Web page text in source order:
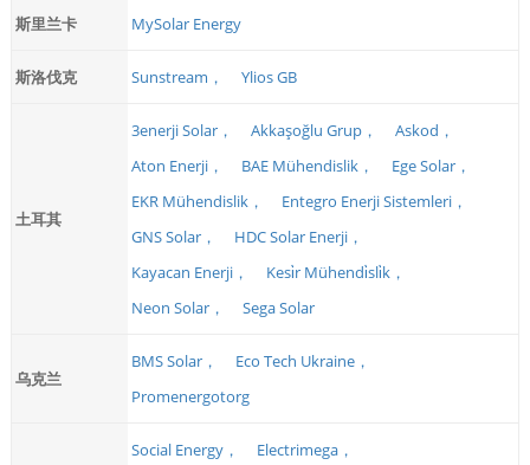
斯里兰卡 MySolar Energy
斯洛伐克 Sunstream， Ylios GB
土耳其
3enerji Solar， Akkaşoğlu Grup，
Askod，
Aton Enerji，
BAE Mühendislik，
Ege Solar，
EKR Mühendislik，
Entegro Enerji Sistemleri，
GNS Solar，
HDC Solar Enerji，
Kayacan Enerji，
Kesi̇r Mühendi̇sli̇k，
Neon Solar，
Sega Solar
乌克兰
BMS Solar，
Eco Tech Ukraine，
Promenergotorg
Social Energy， Electrimega，